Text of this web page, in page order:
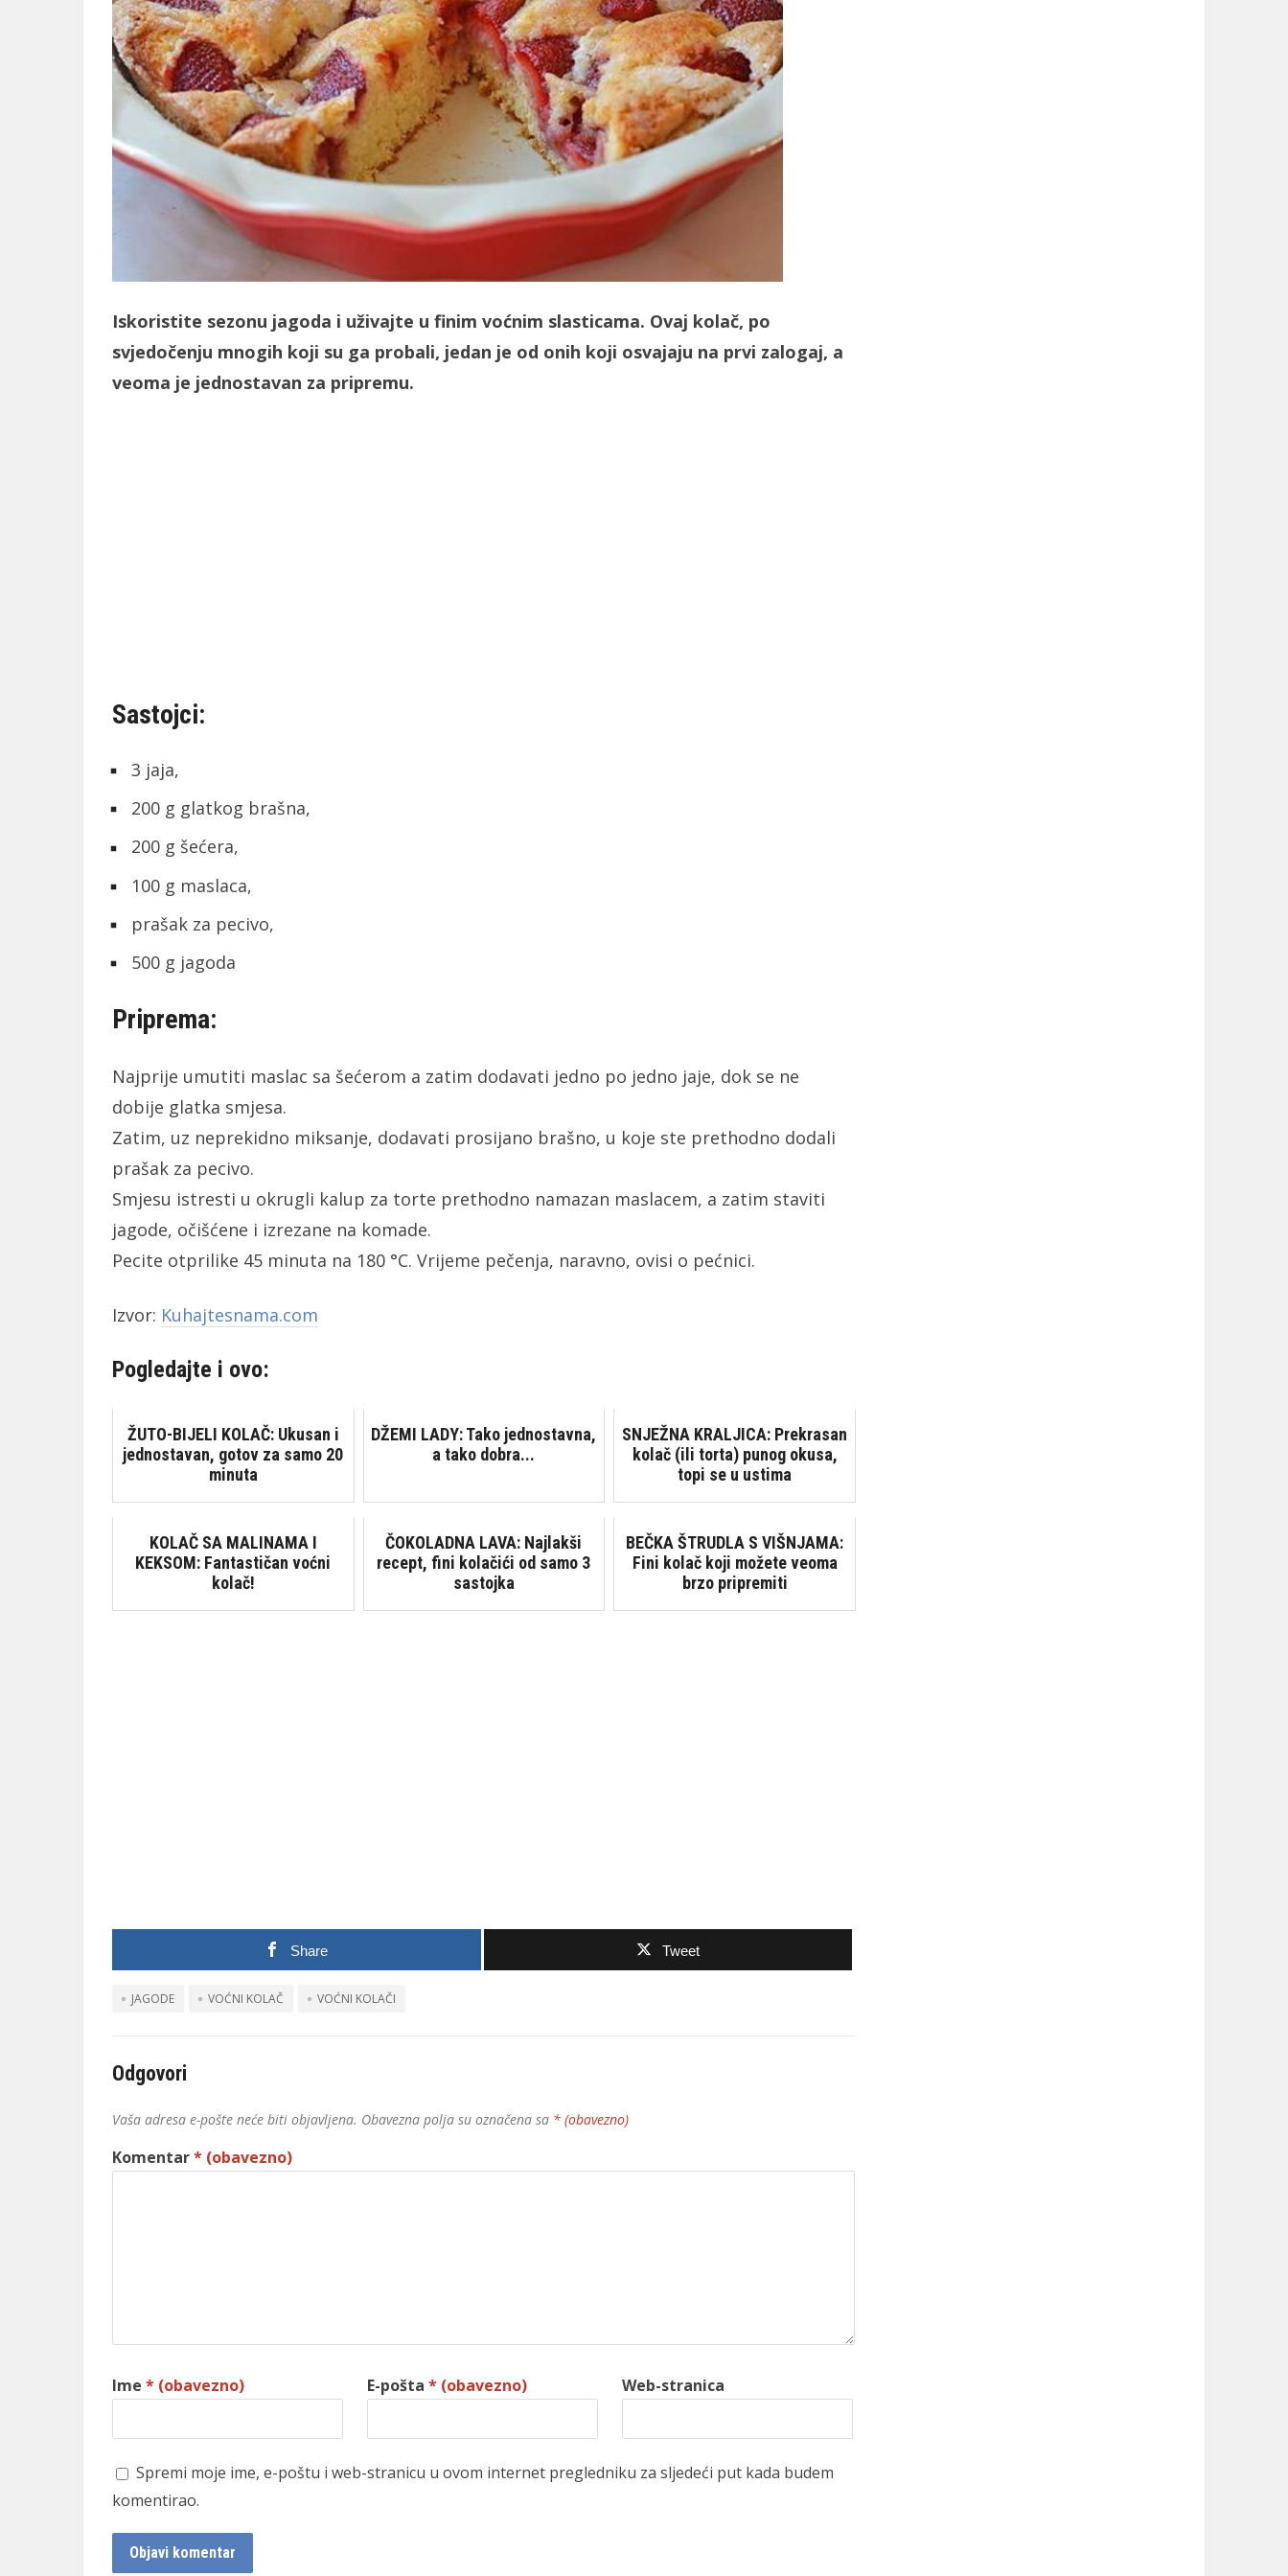
Iskoristite sezonu jagoda i uživajte u finim voćnim slasticama. Ovaj kolač, po
svjedočenju mnogih koji su ga probali, jedan je od onih koji osvajaju na prvi zalogaj, a
veoma je jednostavan za pripremu.
Sastojci:
3 jaja,
200 g glatkog brašna,
200 g šećera,
100 g maslaca,
prašak za pecivo,
500 g jagoda
Priprema:
Najprije umutiti maslac sa šećerom a zatim dodavati jedno po jedno jaje, dok se ne
dobije glatka smjesa.
Zatim, uz neprekidno miksanje, dodavati prosijano brašno, u koje ste prethodno dodali
prašak za pecivo.
Smjesu istresti u okrugli kalup za torte prethodno namazan maslacem, a zatim staviti
jagode, očišćene i izrezane na komade.
Pecite otprilike 45 minuta na 180 °C. Vrijeme pečenja, naravno, ovisi o pećnici.
Izvor: Kuhajtesnama.com
Pogledajte i ovo:
ŽUTO-BIJELI KOLAČ: Ukusan i
jednostavan, gotov za samo 20
minuta
DŽEMI LADY: Tako jednostavna,
a tako dobra...
SNJEŽNA KRALJICA: Prekrasan
kolač (ili torta) punog okusa,
topi se u ustima
KOLAČ SA MALINAMA I
KEKSOM: Fantastičan voćni
kolač!
ČOKOLADNA LAVA: Najlakši
recept, fini kolačići od samo 3
sastojka
BEČKA ŠTRUDLA S VIŠNJAMA:
Fini kolač koji možete veoma
brzo pripremiti
Share Tweet
JAGODE VOĆNI KOLAČ VOĆNI KOLAČI
Odgovori
Vaša adresa e-pošte neće biti objavljena. Obavezna polja su označena sa * (obavezno)
Komentar* (obavezno)
Ime * (obavezno) E-pošta * (obavezno) Web-stranica
Spremi moje ime, e-poštu i web-stranicu u ovom internet pregledniku za sljedeći put kada budem
komentirao.